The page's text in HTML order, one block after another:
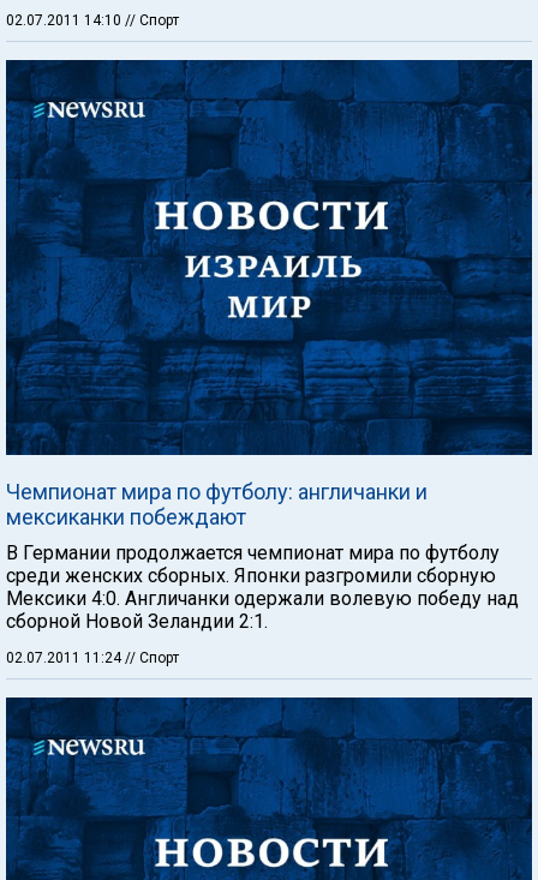
02.07.2011 14:10 // Спорт
Чемпионат мира по футболу: англичанки и
мексиканки побеждают
В Германии продолжается чемпионат мира по футболу
среди женских сборных. Японки разгромили сборную
Мексики 4:0. Англичанки одержали волевую победу над
сборной Новой Зеландии 2:1.
02.07.2011 11:24 // Спорт